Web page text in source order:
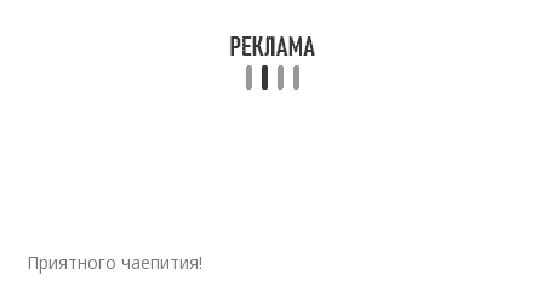
Приятного чаепития!